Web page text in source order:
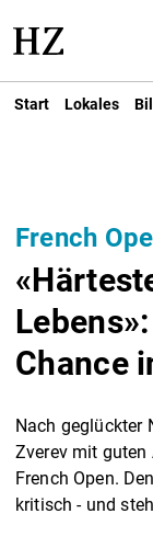
Start Lokales
French
Chance
Nach geglückter
Zverev mit guten
French Open.
kritisch - und